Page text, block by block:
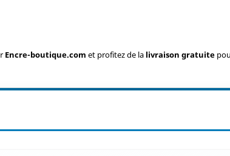
Encre-boutique.com et profitez de la livraison gratuite